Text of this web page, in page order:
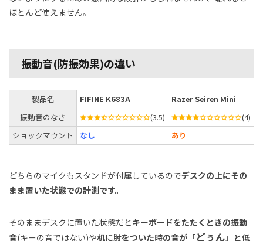
ほとんど使えません。
振動音(防振効果)の違い
製品名 FIFINE K683A
Razer Seiren Mini
振動音のなさ
(3.5)
(4)
ショックマウント
なし あり
どちらのマイクもスタンドが付属しているのでデスクの上にその
まま置いた状態での計測です。
そのままデスクに置いた状態だとキーボードをたたくときの振動
音(キーの音ではない)や机に肘をついた時の音が 「どぅん 」と低